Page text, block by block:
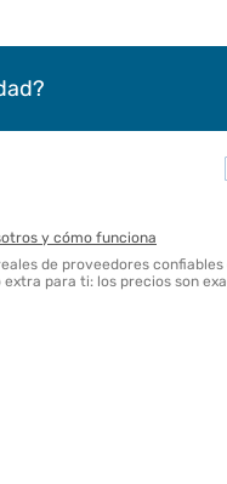
y cómo funciona
de proveedores
para ti: los precios son